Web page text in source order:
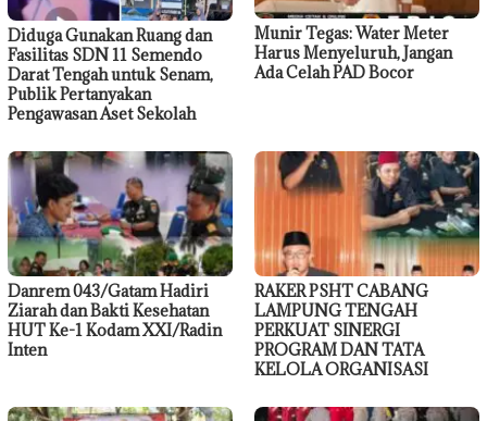
Diduga Gunakan Ruang dan
Fasilitas SDN 11 Semendo
Darat Tengah untuk Senam,
Publik Pertanyakan
Pengawasan Aset Sekolah
Munir Tegas: Water Meter
Harus Menyeluruh, Jangan
Ada Celah PAD Bocor
Danrem 043/Gatam Hadiri
Ziarah dan Bakti Kesehatan
HUT Ke-1 Kodam XXI/Radin
Inten
RAKER PSHT CABANG
LAMPUNG TENGAH
PERKUAT SINERGI
PROGRAM DAN TATA
KELOLA ORGANISASI